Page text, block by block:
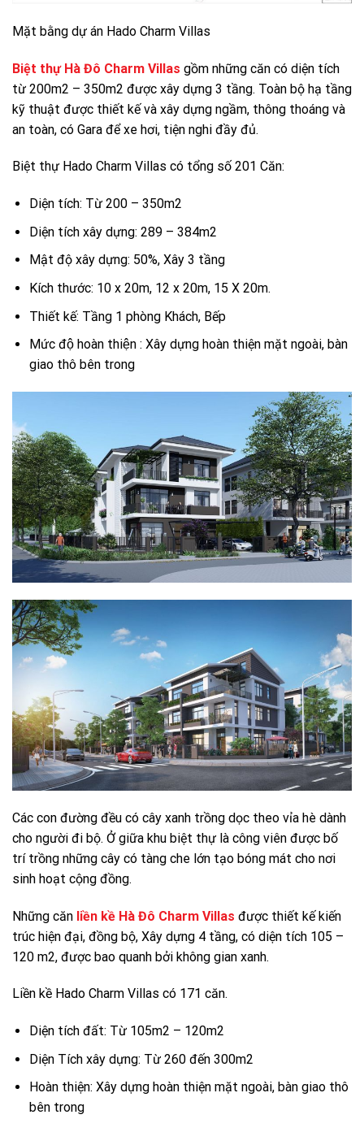
Mặt bằng dự án Hado Charm Villas
Biệt thự Hà Đô Charm Villas gồm những căn có diện tích
từ 200m2 – 350m2 được xây dựng 3 tầng. Toàn bộ hạ tầng
kỹ thuật được thiết kế và xây dựng ngầm, thông thoáng và
an toàn, có Gara để xe hơi, tiện nghi đầy đủ.
Biệt thự Hado Charm Villas có tổng số 201 Căn:
Diện tích: Từ 200 – 350m2
Diện tích xây dựng: 289 – 384m2
Mật độ xây dựng: 50%, Xây 3 tầng
Kích thước: 10 x 20m, 12 x 20m, 15 X 20m.
Thiết kế: Tầng 1 phòng Khách, Bếp
Mức độ hoàn thiện : Xây dựng hoàn thiện mặt ngoài, bàn
giao thô bên trong
Các con đường đều có cây xanh trồng dọc theo vỉa hè dành
cho người đi bộ. Ở giữa khu biệt thự là công viên được bố
trí trồng những cây có tàng che lớn tạo bóng mát cho nơi
sinh hoạt cộng đồng.
Những căn liền kề Hà Đô Charm Villas được thiết kế kiến
trúc hiện đại, đồng bộ, Xây dựng 4 tầng, có diện tích 105 –
120 m2, được bao quanh bởi không gian xanh.
Liền kề Hado Charm Villas có 171 căn.
Diện tích đất: Từ 105m2 – 120m2
Diện Tích xây dựng: Từ 260 đến 300m2
Hoàn thiện: Xây dựng hoàn thiện mặt ngoài, bàn giao thô
bên trong